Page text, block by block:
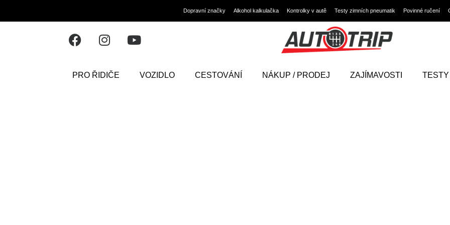
Dopravní značky Alkohol kalkulačka Kontrolky v autě Testy zimních pneumatik Povinné ručení
PRO ŘIDIČE VOZIDLO CESTOVÁNÍ NÁKUP / PRODEJ ZAJÍMAVOSTI TESTY